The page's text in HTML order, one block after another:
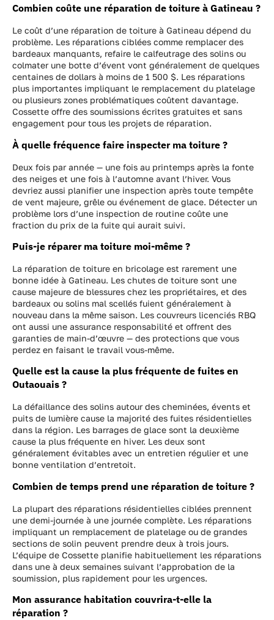
Combien coûte une réparation de toiture à Gatineau ?
Le coût d’une réparation de toiture à Gatineau dépend du
problème. Les réparations ciblées comme remplacer des
bardeaux manquants, refaire le calfeutrage des solins ou
colmater une botte d’évent vont généralement de quelques
centaines de dollars à moins de 1 500 $. Les réparations
plus importantes impliquant le remplacement du platelage
ou plusieurs zones problématiques coûtent davantage.
Cossette offre des soumissions écrites gratuites et sans
engagement pour tous les projets de réparation.
À quelle fréquence faire inspecter ma toiture ?
Deux fois par année — une fois au printemps après la fonte
des neiges et une fois à l’automne avant l’hiver. Vous
devriez aussi planifier une inspection après toute tempête
de vent majeure, grêle ou événement de glace. Détecter un
problème lors d’une inspection de routine coûte une
fraction du prix de la fuite qui aurait suivi.
Puis-je réparer ma toiture moi-même ?
La réparation de toiture en bricolage est rarement une
bonne idée à Gatineau. Les chutes de toiture sont une
cause majeure de blessures chez les propriétaires, et des
bardeaux ou solins mal scellés fuient généralement à
nouveau dans la même saison. Les couvreurs licenciés RBQ
ont aussi une assurance responsabilité et offrent des
garanties de main-d’œuvre — des protections que vous
perdez en faisant le travail vous-même.
Quelle est la cause la plus fréquente de fuites en
Outaouais ?
La défaillance des solins autour des cheminées, évents et
puits de lumière cause la majorité des fuites résidentielles
dans la région. Les barrages de glace sont la deuxième
cause la plus fréquente en hiver. Les deux sont
généralement évitables avec un entretien régulier et une
bonne ventilation d’entretoit.
Combien de temps prend une réparation de toiture ?
La plupart des réparations résidentielles ciblées prennent
une demi-journée à une journée complète. Les réparations
impliquant un remplacement de platelage ou de grandes
sections de solin peuvent prendre deux à trois jours.
L’équipe de Cossette planifie habituellement les réparations
dans une à deux semaines suivant l’approbation de la
soumission, plus rapidement pour les urgences.
Mon assurance habitation couvrira-t-elle la
réparation ?